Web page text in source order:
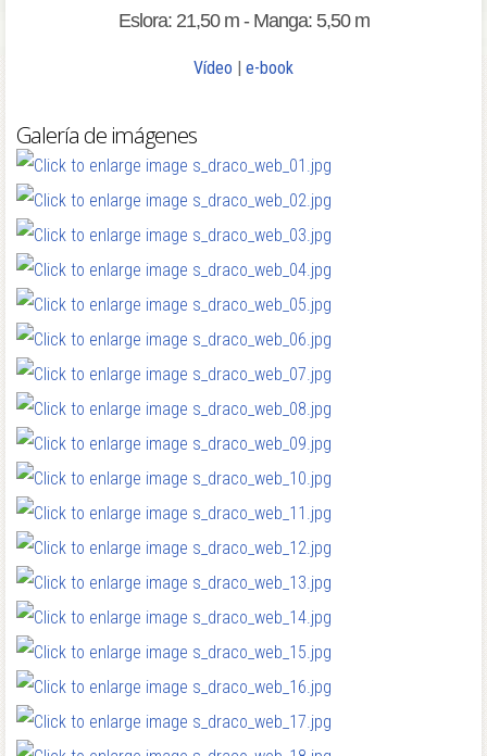
Eslora: 21,50 m - Manga: 5,50 m
Vídeo | e-book
Galería de imágenes